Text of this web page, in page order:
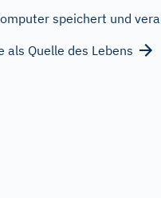
speichert und
als Quelle des Lebens